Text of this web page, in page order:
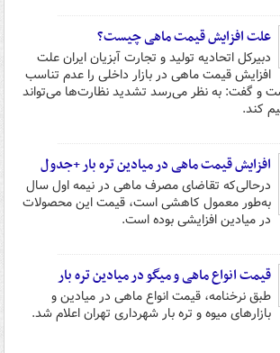
علت افزایش قیمت ماهی چیست؟
دبیرکل اتحادیه تولید و تجارت آبزیان ایران علت
افزایش قیمت ماهی در بازار داخلی را عدم تناسب
و گفت: به نظر می‌رسد تشدید نظارت‌ها می‌تواند
کند.
افزایش قیمت ماهی در میادین تره‌ بار +جدول
درحالی‌که تقاضای مصرف ماهی در نیمه اول سال
به‌طور معمول کاهشی است، قیمت این محصولات
در میادین افزایشی بوده است.
قیمت انواع ماهی و میگو در میادین تره بار
طبق نرخنامه، قیمت انواع ماهی در میادین و
بازارهای میوه و تره بار شهرداری تهران اعلام شد.